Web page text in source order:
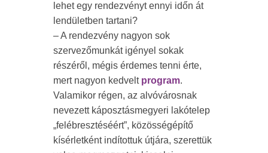
lehet egy rendezvényt ennyi időn át
lendületben tartani?
– A rendezvény nagyon sok
szervezőmunkát igényel sokak
részéről, mégis érdemes tenni érte,
mert nagyon kedvelt program.
Valamikor régen, az alvóvárosnak
nevezett káposztásmegyeri lakótelep
„felébresztéséért”, közösségépítő
kísérletként indítottuk útjára, szerettük